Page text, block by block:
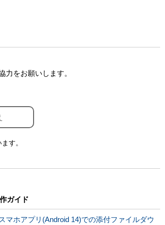
力をお願いします。
す。
ガイド
マホアプリ(Android 14)での添付ファイルダウ